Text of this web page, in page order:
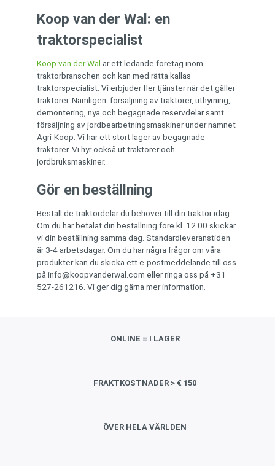
Koop van der Wal: en
traktorspecialist
Koop van der Wal är ett ledande företag inom
traktorbranschen och kan med rätta kallas
traktorspecialist. Vi erbjuder fler tjänster när det gäller
traktorer. Nämligen: försäljning av traktorer, uthyrning,
demontering, nya och begagnade reservdelar samt
försäljning av jordbearbetningsmaskiner under namnet
Agri-Koop. Vi har ett stort lager av begagnade
traktorer. Vi hyr också ut traktorer och
jordbruksmaskiner.
Gör en beställning
Beställ de traktordelar du behöver till din traktor idag.
Om du har betalat din beställning före kl. 12.00 skickar
vi din beställning samma dag. Standardleveranstiden
är 3-4 arbetsdagar. Om du har några frågor om våra
produkter kan du skicka ett e-postmeddelande till oss
på info@koopvanderwal.com eller ringa oss på +31
527-261216. Vi ger dig gärna mer information.
ONLINE = I LAGER
FRAKTKOSTNADER > € 150
ÖVER HELA VÄRLDEN